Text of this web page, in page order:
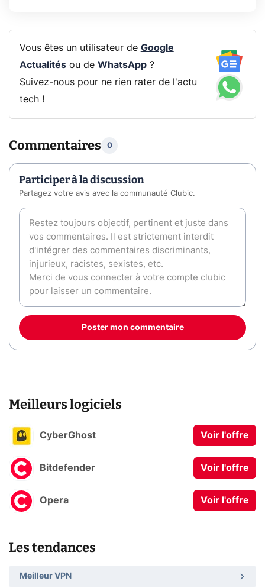
Vous êtes un utilisateur de Google
Actualitésou de WhatsApp?
Suivez-nous pour ne rien rater de l'actu
tech !
Commentaires 0
Participer à la discussion
Partagez votre avis avec la communauté Clubic.
Poster mon commentaire
Meilleurs logiciels
CyberGhost Voir l'offre
Bitdefender Voir l'offre
Opera Voir l'offre
Les tendances
Meilleur VPN